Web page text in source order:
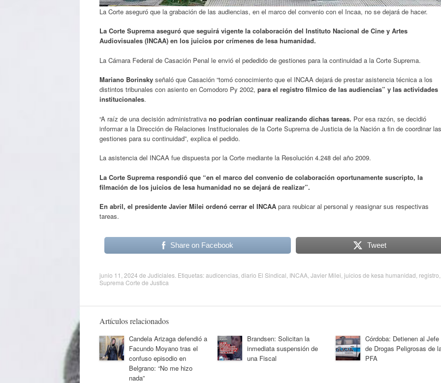
La Corte aseguró que la grabación de las audiencias, en el marco del convenio con el Incaa, no se dejará de hacer.
La Corte Suprema aseguró que seguirá vigente la colaboración del Instituto Nacional de Cine y Artes
Audiovisuales (INCAA) en los juicios por crímenes de lesa humanidad.
La Cámara Federal de Casación Penal le envió el pededido de gestiones para la continuidad a la Corte Suprema.
Mariano Borinsky señaló que Casación “tomó conocimiento que el INCAA dejará de prestar asistencia técnica a los
distintos tribunales con asiento en Comodoro Py 2002, para el registro fílmico de las audiencias” y las actividades
institucionales.
“A raíz de una decisión administrativa no podrían continuar realizando dichas tareas. Por esa razón, se decidió
informar a la Dirección de Relaciones Institucionales de la Corte Suprema de Justicia de la Nación a fin de coordinar las
gestiones para su continuidad”, explica el pedido.
La asistencia del INCAA fue dispuesta por la Corte mediante la Resolución 4.248 del año 2009.
La Corte Suprema respondió que “en el marco del convenio de colaboración oportunamente suscripto, la
filmación de los juicios de lesa humanidad no se dejará de realizar”.
En abril, el presidente Javier Milei ordenó cerrar el INCAA para reubicar al personal y reasignar sus respectivas
tareas.
Share on Facebook Tweet
junio 11, 2024 de Judiciales . Etiquetas:audicencias diario El Sindical INCAA Javier Milei juicios de kesa humanidad registro
Suprema Corte de Justica
Artículos relacionados
Candela Arizaga defendió a
Facundo Moyano tras el
confuso episodio en
Belgrano: “No me hizo
nada”
Brandsen: Solicitan la
inmediata suspensión de
una Fiscal
Córdoba: Detienen al Jefe
de Drogas Peligrosas de
PFA